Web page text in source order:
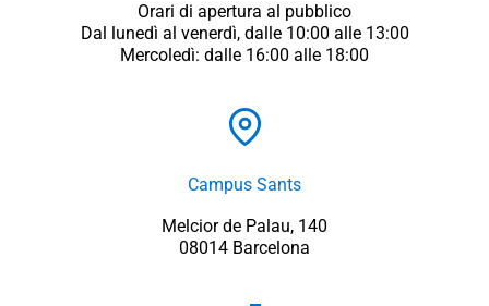
Orari di apertura al pubblico
Dal lunedì al venerdì, dalle 10:00 alle 13:00
Mercoledì: dalle 16:00 alle 18:00
Campus Sants
Melcior de Palau, 140
08014 Barcelona